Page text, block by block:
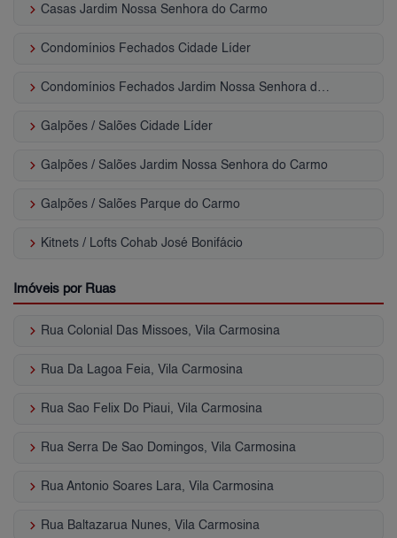
keyboard_arrow_right Casas Jardim Nossa Senhora do Carmo
keyboard_arrow_right Condomínios Fechados Cidade Líder
keyboard_arrow_right Condomínios Fechados Jardim Nossa Senhora do Carmo
keyboard_arrow_right Galpões / Salões Cidade Líder
keyboard_arrow_right Galpões / Salões Jardim Nossa Senhora do Carmo
keyboard_arrow_right Galpões / Salões Parque do Carmo
keyboard_arrow_right Kitnets / Lofts Cohab José Bonifácio
Imóveis por Ruas
keyboard_arrow_right Rua Colonial Das Missoes, Vila Carmosina
keyboard_arrow_right Rua Da Lagoa Feia, Vila Carmosina
keyboard_arrow_right Rua Sao Felix Do Piaui, Vila Carmosina
keyboard_arrow_right Rua Serra De Sao Domingos, Vila Carmosina
keyboard_arrow_right Rua Antonio Soares Lara, Vila Carmosina
keyboard_arrow_right Rua Baltazarua Nunes, Vila Carmosina